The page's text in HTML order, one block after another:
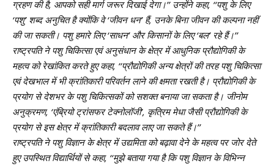
ग्रहण की है, आपको सही मार्ग जरूर दिखाई देगा।’’ उन्होंने कहा, ‘‘पशु के लिए
‘पशु’ शब्द अनुचित है क्योंकि वे ‘जीवन धन’ हैं, उनके बिना जीवन की कल्पना नहीं
की जा सकती। पशु हमारे लिए ‘साधन’ और किसानों के लिए ‘बल’ रहे हैं।’’
राष्ट्रपति ने पशु चिकित्सा एवं अनुसंधान के क्षेत्र में आधुनिक प्रौद्योगिकी के
महत्व को रेखांकित करते हुए कहा, ‘‘प्रौद्योगिकी अन्य क्षेत्रों की तरह पशु चिकित्सा
एवं देखभाल में भी क्रांतिकारी परिवर्तन लाने की क्षमता रखती है। प्रौद्योगिकी के
प्रयोग से देशभर के पशु चिकित्सकों को सशक्त बनाया जा सकता है। जीनोम
अनुक्रमण, ‘एंब्रियो ट्रांसफर टेक्नोलॉजी’, कृत्रिम मेधा जैसी प्रौद्योगिकी के
प्रयोग से इस क्षेत्र में क्रांतिकारी बदलाव लाए जा सकते हैं।’’
राष्ट्रपति ने पशु विज्ञान के क्षेत्र में उद्यमिता को बढ़ावा देने के महत्व पर जोर देते
हुए उपस्थित विद्यार्थियों से कहा, ‘‘मुझे बताया गया है कि पशु विज्ञान के विभिन्न